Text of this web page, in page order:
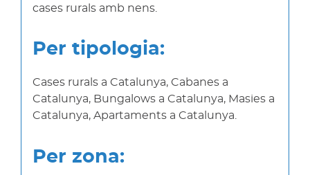
cases rurals amb nens.
Per tipologia:
Cases rurals a Catalunya, Cabanes a
Catalunya, Bungalows a Catalunya, Masies a
Catalunya, Apartaments a Catalunya.
Per zona: